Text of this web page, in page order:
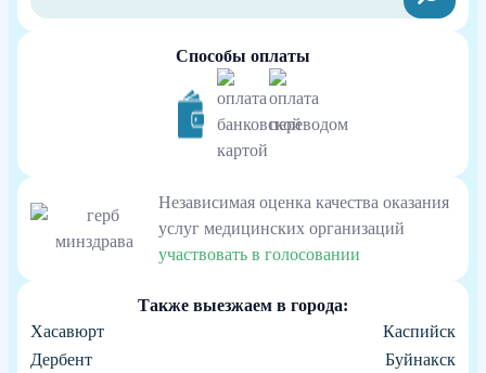
Способы оплаты
Независимая оценка качества оказания
услуг медицинских организаций
участвовать в голосовании
Также выезжаем в города:
Хасавюрт
Каспийск
Дербент
Буйнакск